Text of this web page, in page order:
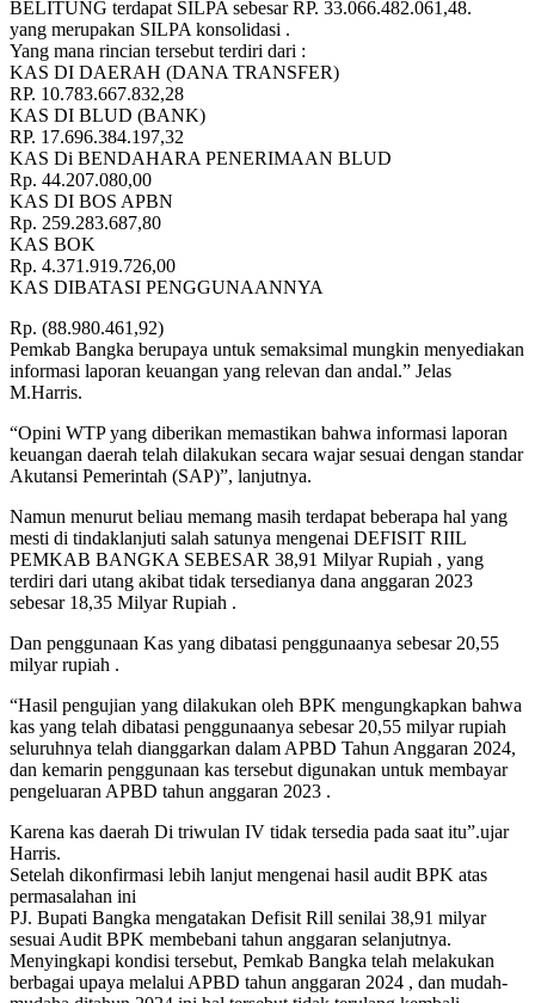
BELITUNG terdapat SILPA sebesar RP. 33.066.482.061,48.
yang merupakan SILPA konsolidasi .
Yang mana rincian tersebut terdiri dari :
KAS DI DAERAH (DANA TRANSFER)
RP. 10.783.667.832,28
KAS DI BLUD (BANK)
RP. 17.696.384.197,32
KAS Di BENDAHARA PENERIMAAN BLUD
Rp. 44.207.080,00
KAS DI BOS APBN
Rp. 259.283.687,80
KAS BOK
Rp. 4.371.919.726,00
KAS DIBATASI PENGGUNAANNYA
Rp. (88.980.461,92)
Pemkab Bangka berupaya untuk semaksimal mungkin menyediakan
informasi laporan keuangan yang relevan dan andal.” Jelas
M.Harris.
“Opini WTP yang diberikan memastikan bahwa informasi laporan
keuangan daerah telah dilakukan secara wajar sesuai dengan standar
Akutansi Pemerintah (SAP)”, lanjutnya.
Namun menurut beliau memang masih terdapat beberapa hal yang
mesti di tindaklanjuti salah satunya mengenai DEFISIT RIIL
PEMKAB BANGKA SEBESAR 38,91 Milyar Rupiah , yang
terdiri dari utang akibat tidak tersedianya dana anggaran 2023
sebesar 18,35 Milyar Rupiah .
Dan penggunaan Kas yang dibatasi penggunaanya sebesar 20,55
milyar rupiah .
“Hasil pengujian yang dilakukan oleh BPK mengungkapkan bahwa
kas yang telah dibatasi penggunaanya sebesar 20,55 milyar rupiah
seluruhnya telah dianggarkan dalam APBD Tahun Anggaran 2024,
dan kemarin penggunaan kas tersebut digunakan untuk membayar
pengeluaran APBD tahun anggaran 2023 .
Karena kas daerah Di triwulan IV tidak tersedia pada saat itu”.ujar
Harris.
Setelah dikonfirmasi lebih lanjut mengenai hasil audit BPK atas
permasalahan ini
PJ. Bupati Bangka mengatakan Defisit Rill senilai 38,91 milyar
sesuai Audit BPK membebani tahun anggaran selanjutnya.
Menyingkapi kondisi tersebut, Pemkab Bangka telah melakukan
berbagai upaya melalui APBD tahun anggaran 2024 , dan mudah-